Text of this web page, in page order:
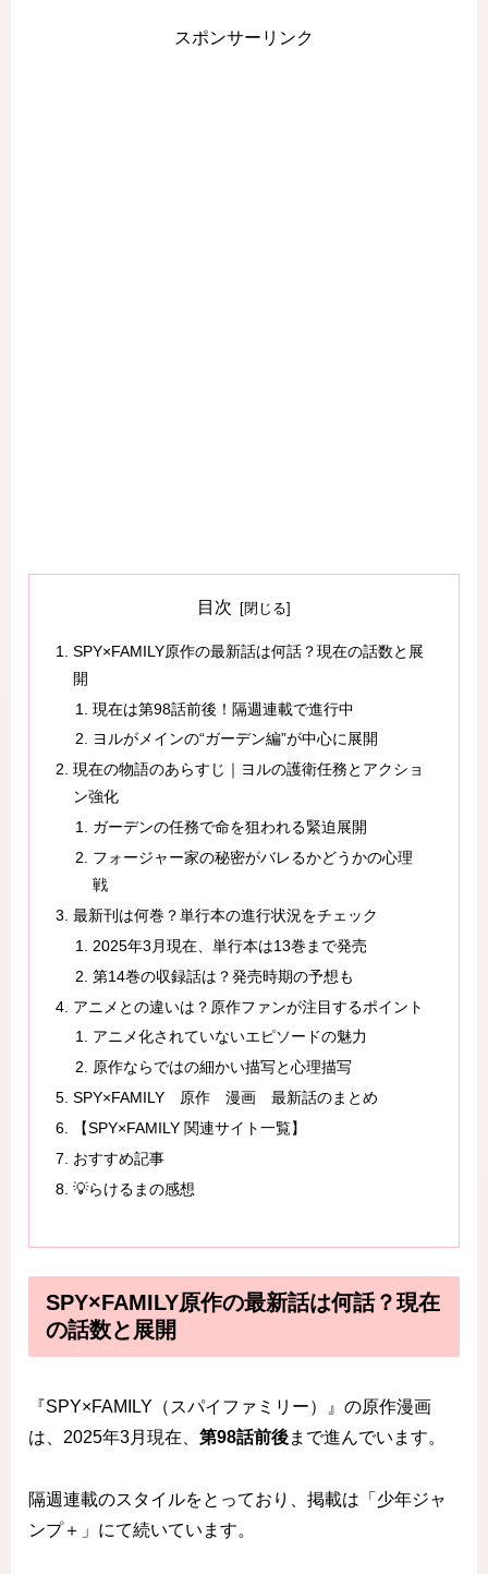
スポンサーリンク
目次
SPY×FAMILY原作の最新話は何話？現在の話数と展
開
現在は第98話前後！隔週連載で進行中
ヨルがメインの“ガーデン編”が中心に展開
現在の物語のあらすじ｜ヨルの護衛任務とアクショ
ン強化
ガーデンの任務で命を狙われる緊迫展開
フォージャー家の秘密がバレるかどうかの心理
戦
最新刊は何巻？単行本の進行状況をチェック
2025年3月現在、単行本は13巻まで発売
第14巻の収録話は？発売時期の予想も
アニメとの違いは？原作ファンが注目するポイント
アニメ化されていないエピソードの魅力
原作ならではの細かい描写と心理描写
SPY×FAMILY 原作 漫画 最新話のまとめ
【SPY×FAMILY 関連サイト一覧】
おすすめ記事
💡らけるまの感想
SPY×FAMILY原作の最新話は何話？現在
の話数と展開
『SPY×FAMILY（スパイファミリー）』の原作漫画
は、2025年3月現在、 第98話前後まで進んでいます。
隔週連載のスタイルをとっており、掲載は「少年ジャ
ンプ＋」にて続いています。